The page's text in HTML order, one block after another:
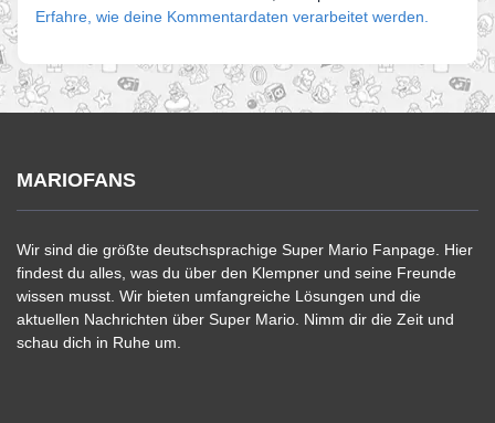
Erfahre, wie deine Kommentardaten verarbeitet werden.
MARIOFANS
Wir sind die größte deutschsprachige Super Mario Fanpage. Hier
findest du alles, was du über den Klempner und seine Freunde
wissen musst. Wir bieten umfangreiche Lösungen und die
aktuellen Nachrichten über Super Mario. Nimm dir die Zeit und
schau dich in Ruhe um.